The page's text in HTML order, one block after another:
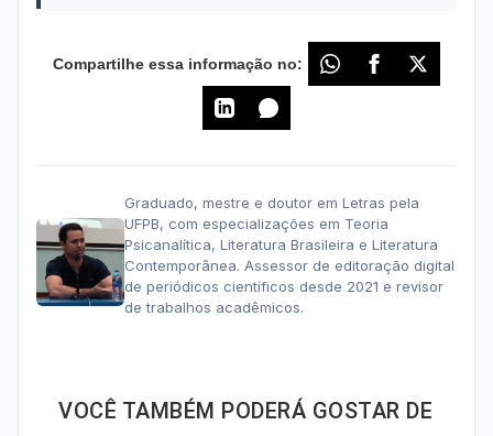
Compartilhe essa informação no:
Graduado, mestre e doutor em Letras pela
UFPB, com especializações em Teoria
Psicanalítica, Literatura Brasileira e Literatura
Contemporânea. Assessor de editoração digital
de periódicos científicos desde 2021 e revisor
de trabalhos acadêmicos.
VOCÊ TAMBÉM PODERÁ GOSTAR DE